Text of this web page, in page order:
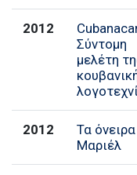
2012
Σύντομη
μελέτη
2012
Τα
Μαριέλ